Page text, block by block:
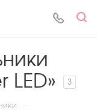
LED»
3
—